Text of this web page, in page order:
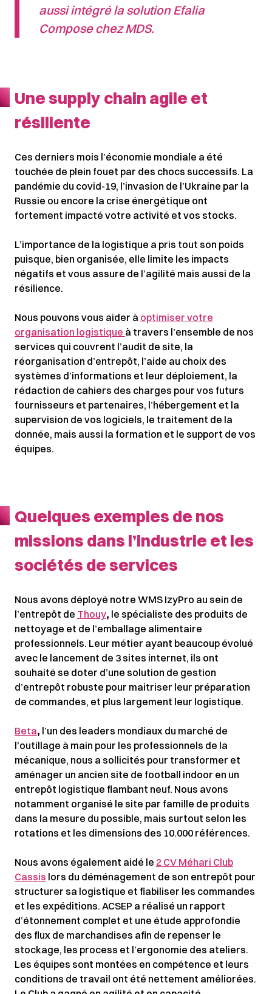
aussi intégré la solution Efalia
Compose chez MDS.
Une supply chain agile et
résiliente
Ces derniers mois l’économie mondiale a été
touchée de plein fouet par des chocs successifs. La
pandémie du covid-19, l’invasion de l’Ukraine par la
Russie ou encore la crise énergétique ont
fortement impacté votre activité et vos stocks.
L’importance de la logistique a pris tout son poids
puisque, bien organisée, elle limite les impacts
négatifs et vous assure de l’agilité mais aussi de la
résilience.
Nous pouvons vous aider à optimiser votre
organisation logistique à travers l’ensemble de nos
services qui couvrent l’audit de site, la
réorganisation d’entrepôt, l’aide au choix des
systèmes d’informations et leur déploiement, la
rédaction de cahiers des charges pour vos futurs
fournisseurs et partenaires, l’hébergement et la
supervision de vos logiciels, le traitement de la
donnée, mais aussi la formation et le support de vos
équipes.
Quelques exemples de nos
missions dans l’industrie et les
sociétés de services
Nous avons déployé notre WMS IzyPro au sein de
l’entrepôt de Thouy, le spécialiste des produits de
nettoyage et de l’emballage alimentaire
professionnels. Leur métier ayant beaucoup évolué
avec le lancement de 3 sites internet, ils ont
souhaité se doter d’une solution de gestion
d’entrepôt robuste pour maitriser leur préparation
de commandes, et plus largement leur logistique.
Beta, l’un des leaders mondiaux du marché de
l’outillage à main pour les professionnels de la
mécanique, nous a sollicités pour transformer et
aménager un ancien site de football indoor en un
entrepôt logistique flambant neuf. Nous avons
notamment organisé le site par famille de produits
dans la mesure du possible, mais surtout selon les
rotations et les dimensions des 10.000 références.
Nous avons également aidé le 2 CV Méhari Club
Cassis lors du déménagement de son entrepôt pour
structurer sa logistique et fiabiliser les commandes
et les expéditions. ACSEP a réalisé un rapport
d’étonnement complet et une étude approfondie
des flux de marchandises afin de repenser le
stockage, les process et l’ergonomie des ateliers.
Les équipes sont montées en compétence et leurs
conditions de travail ont été nettement améliorées.